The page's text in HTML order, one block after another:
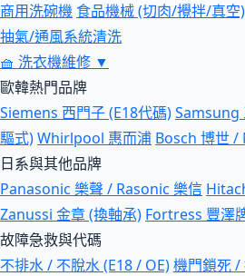
商用洗碗機 食品機械 (切肉/攪拌/真空)
抽氣/通風系統清洗
🧺 洗衣機維修 ▼
歐韓熱門品牌
Siemens 西門子 (E18代碼)Samsung
驅式)Whirlpool 惠而浦 Bosch 博世 /
日系與其他品牌
Panasonic 樂聲 / Rasonic 樂信
Zanussi 金章 (換軸承) Fortress 豐澤
故障急救與代碼
不排水 / 不脫水 (E18 / OE)機門鎖死 /